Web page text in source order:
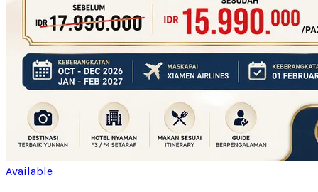
Available